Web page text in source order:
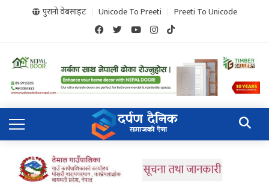
पुरानो वेबसाइट Unicode To Preeti Preeti To Unicode